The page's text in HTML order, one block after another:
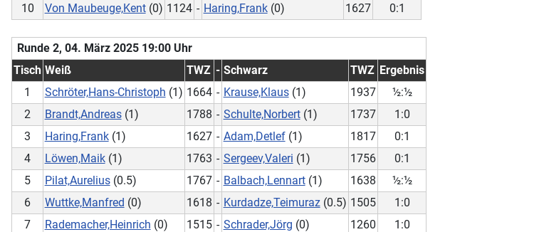
10
Von Maubeuge,Kent(0) 1124 - Haring,Frank(0) 1627 0:1
Runde 2, 04. März 2025 19:00 Uhr
Tisch Weiß TWZ - Schwarz TWZ Ergebnis
1
Schröter,Hans-Christoph (1) 1664 - Krause,Klaus(1) 1937
½:½
2
Brandt,Andreas(1) 1788 - Schulte,Norbert(1) 1737
1:0
3
Haring,Frank(1) 1627 - Adam,Detlef(1) 1817
0:1
4
Löwen,Maik(1) 1763 - Sergeev,Valeri (1) 1756
0:1
5
Pilat,Aurelius(0.5) 1767 - Balbach,Lennart(1) 1638
½:½
6
Wuttke,Manfred (0) 1618 - Kurdadze,Teimuraz(0.5) 1505
1:0
7
Rademacher,Heinrich (0) 1515 - Schrader,Jörg (0) 1260
1:0